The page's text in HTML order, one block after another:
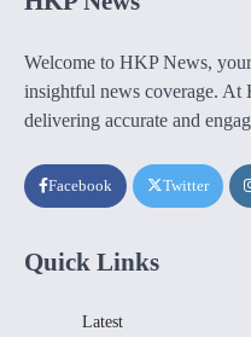
Welcome to HKP News,
insightful news coverage. At
delivering accurate and
Facebook Twitter
Quick Links
Latest